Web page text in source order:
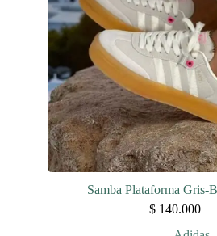
en
la
página
de
producto
Samba Plataforma Gris-
$ 140.000